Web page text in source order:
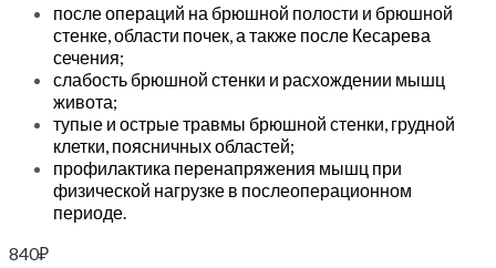
после операций на брюшной полости и брюшной
стенке, области почек, а также после Кесарева
сечения;
слабость брюшной стенки и расхождении мышц
живота;
тупые и острые травмы брюшной стенки, грудной
клетки, поясничных областей;
профилактика перенапряжения мышц при
физической нагрузке в послеоперационном
периоде.
840₽